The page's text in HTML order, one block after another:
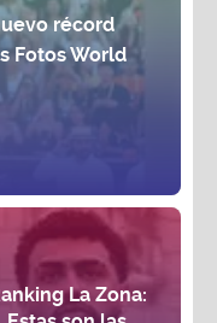
récord
Fotos World
La Zona: